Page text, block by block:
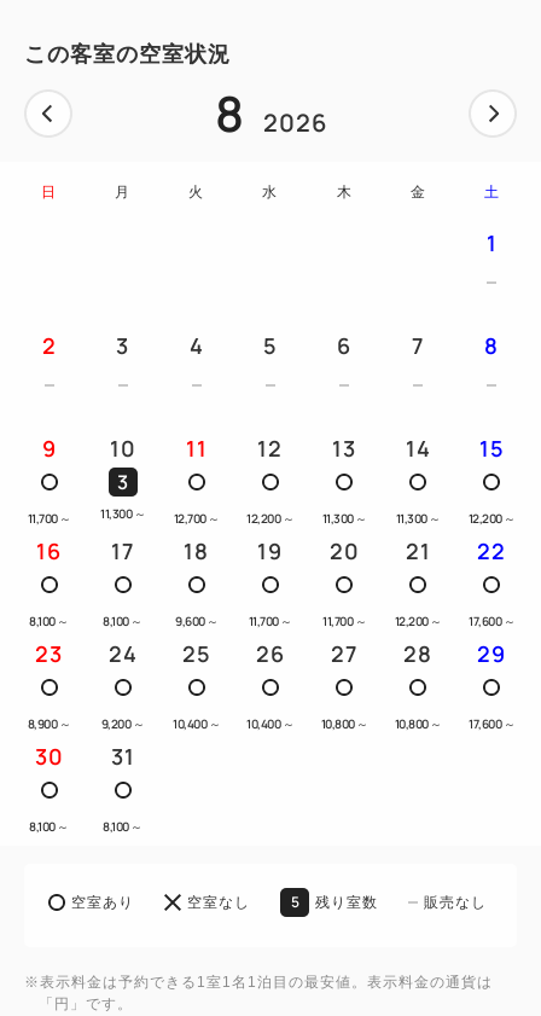
この客室の空室状況
8 2026
日 月 火 水 木 金 土
1
2 3 4 5 6 7 8
9
11,700 ～
10
3
11,300 ～
11
12,700 ～
12
12,200 ～
13
11,300 ～
14
11,300 ～
15
12,200 ～
16
8,100 ～
17
8,100 ～
18
9,600 ～
19
11,700 ～
20
11,700 ～
21
12,200 ～
22
17,600 ～
23
8,900 ～
24
9,200 ～
25
10,400 ～
26
10,400 ～
27
10,800 ～
28
10,800 ～
29
17,600 ～
30
8,100 ～
31
8,100 ～
空室あり 空室なし 5 残り室数 販売なし
※表示料金は予約できる1室1名1泊目の最安値。表示料金の通貨は
「円」です。